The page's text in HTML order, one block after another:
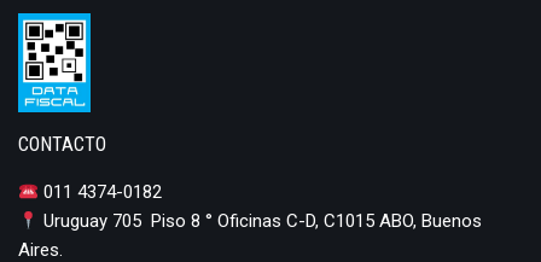
CONTACTO
011 4374-0182
Uruguay 705 Piso 8 ° Oficinas C-D, C1015 ABO, Buenos
Aires.